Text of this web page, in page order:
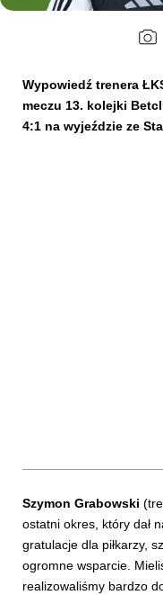
Wypowiedź trenera
meczu 13. kolejki
4:1 na wyjeździe ze
Szymon Grabowski
ostatni okres, który dał
gratulacje dla piłkarzy,
ogromne wsparcie.
realizowaliśmy bardzo